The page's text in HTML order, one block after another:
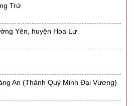
Trứ
Yên, huyện Hoa Lư
An (Thánh Quý Minh Đại Vương)